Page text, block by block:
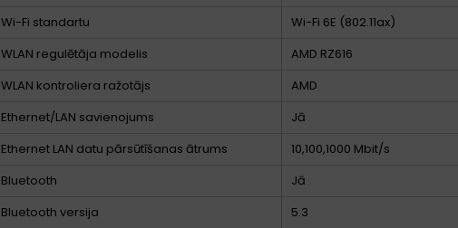
Wi-Fi standartu
Wi-Fi 6E (802.11ax)
WLAN regulētāja modelis
AMD RZ616
WLAN kontroliera ražotājs
AMD
Ethernet/LAN savienojums
Jā
Ethernet LAN datu pārsūtīšanas ātrums
10,100,1000 Mbit/s
Bluetooth
Jā
Bluetooth versija
5.3